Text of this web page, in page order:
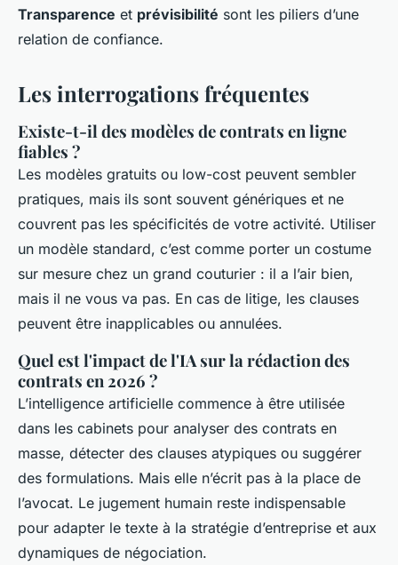
Transparence et prévisibilité sont les piliers d’une
relation de confiance.
Les interrogations fréquentes
Existe-t-il des modèles de contrats en ligne
fiables ?
Les modèles gratuits ou low-cost peuvent sembler
pratiques, mais ils sont souvent génériques et ne
couvrent pas les spécificités de votre activité. Utiliser
un modèle standard, c’est comme porter un costume
sur mesure chez un grand couturier : il a l’air bien,
mais il ne vous va pas. En cas de litige, les clauses
peuvent être inapplicables ou annulées.
Quel est l'impact de l'IA sur la rédaction des
contrats en 2026 ?
L’intelligence artificielle commence à être utilisée
dans les cabinets pour analyser des contrats en
masse, détecter des clauses atypiques ou suggérer
des formulations. Mais elle n’écrit pas à la place de
l’avocat. Le jugement humain reste indispensable
pour adapter le texte à la stratégie d’entreprise et aux
dynamiques de négociation.